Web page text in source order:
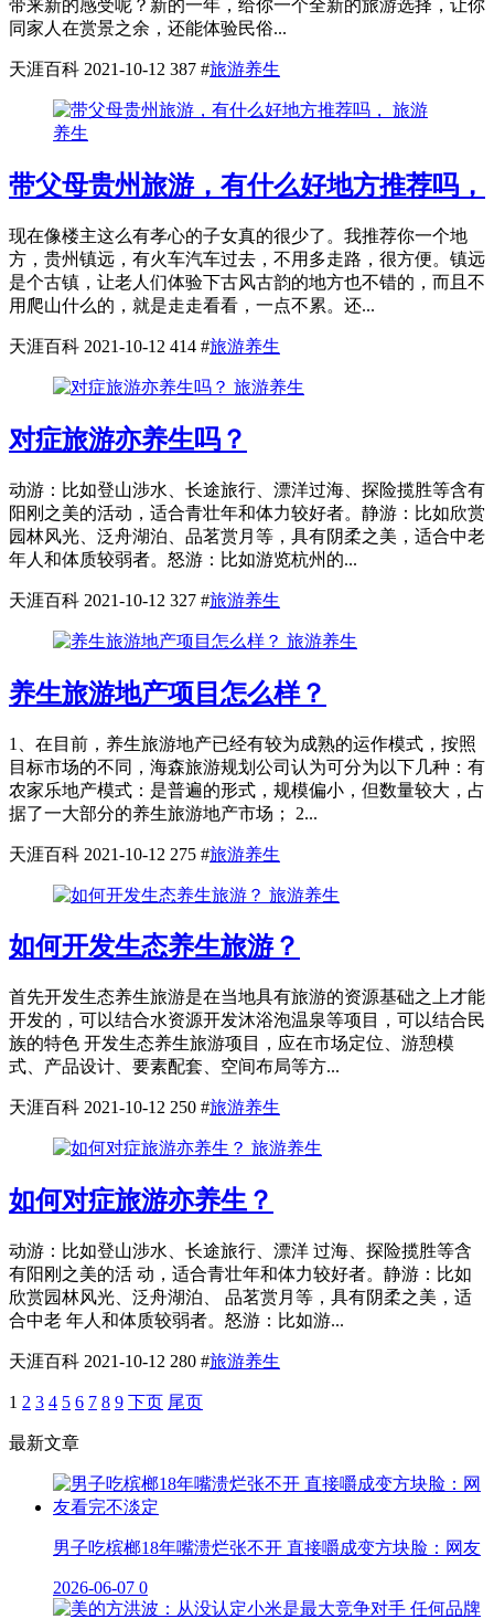
带来新的感受呢？新的一年，给你一个全新的旅游选择，让你
同家人在赏景之余，还能体验民俗...
天涯百科 2021-10-12 387 #旅游养生
旅游
养生
带父母贵州旅游，有什么好地方推荐吗，
现在像楼主这么有孝心的子女真的很少了。我推荐你一个地
方，贵州镇远，有火车汽车过去，不用多走路，很方便。镇远
是个古镇，让老人们体验下古风古韵的地方也不错的，而且不
用爬山什么的，就是走走看看，一点不累。还...
天涯百科 2021-10-12 414 #旅游养生
旅游养生
对症旅游亦养生吗？
动游：比如登山涉水、长途旅行、漂洋过海、探险揽胜等含有
阳刚之美的活动，适合青壮年和体力较好者。静游：比如欣赏
园林风光、泛舟湖泊、品茗赏月等，具有阴柔之美，适合中老
年人和体质较弱者。怒游：比如游览杭州的...
天涯百科 2021-10-12 327 #旅游养生
旅游养生
养生旅游地产项目怎么样？
1、在目前，养生旅游地产已经有较为成熟的运作模式，按照
目标市场的不同，海森旅游规划公司认为可分为以下几种：有
农家乐地产模式：是普遍的形式，规模偏小，但数量较大，占
据了一大部分的养生旅游地产市场； 2...
天涯百科 2021-10-12 275 #旅游养生
旅游养生
如何开发生态养生旅游？
首先开发生态养生旅游是在当地具有旅游的资源基础之上才能
开发的，可以结合水资源开发沐浴泡温泉等项目，可以结合民
族的特色 开发生态养生旅游项目，应在市场定位、游憩模
式、产品设计、要素配套、空间布局等方...
天涯百科 2021-10-12 250 #旅游养生
旅游养生
如何对症旅游亦养生？
动游：比如登山涉水、长途旅行、漂洋 过海、探险揽胜等含
有阳刚之美的活 动，适合青壮年和体力较好者。静游：比如
欣赏园林风光、泛舟湖泊、 品茗赏月等，具有阴柔之美，适
合中老 年人和体质较弱者。怒游：比如游...
天涯百科 2021-10-12 280 #旅游养生
1 2 3 4 5 6 7 8 9 下页 尾页
最新文章
男子吃槟榔18年嘴溃烂张不开 直接嚼成变方块脸：网友
2026-06-07 0